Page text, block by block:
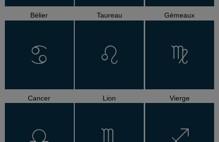
Bélier Taureau Gémeaux
Cancer Lion Vierge